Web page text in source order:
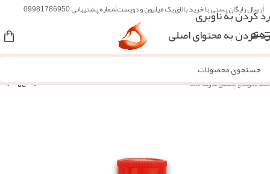
رد کردن به ناوبری
رد کردن به محتوای اصلی
ارسال رایگان پستی با خرید بالای یک میلیون و دویستشماره پشتیبانی 09981786950
منو
خانه/ادویه و چاشنی/ادویه جات